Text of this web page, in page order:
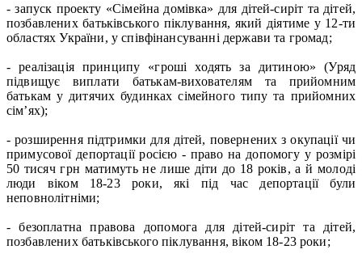
- запуск проекту «Сімейна домівка» для дітей-сиріт та дітей,
позбавлених батьківського піклування, який діятиме у 12-ти
областях України, у співфінансуванні держави та громад;
- реалізація принципу «гроші ходять за дитиною» (Уряд
підвищує виплати батькам-вихователям та прийомним
батькам у дитячих будинках сімейного типу та прийомних
сім’ях);
- розширення підтримки для дітей, повернених з окупації чи
примусової депортації росією - право на допомогу у розмірі
50 тисяч грн матимуть не лише діти до 18 років, а й молоді
люди віком 18-23 роки, які під час депортації були
неповнолітніми;
- безоплатна правова допомога для дітей-сиріт та дітей,
позбавлених батьківського піклування, віком 18-23 роки;